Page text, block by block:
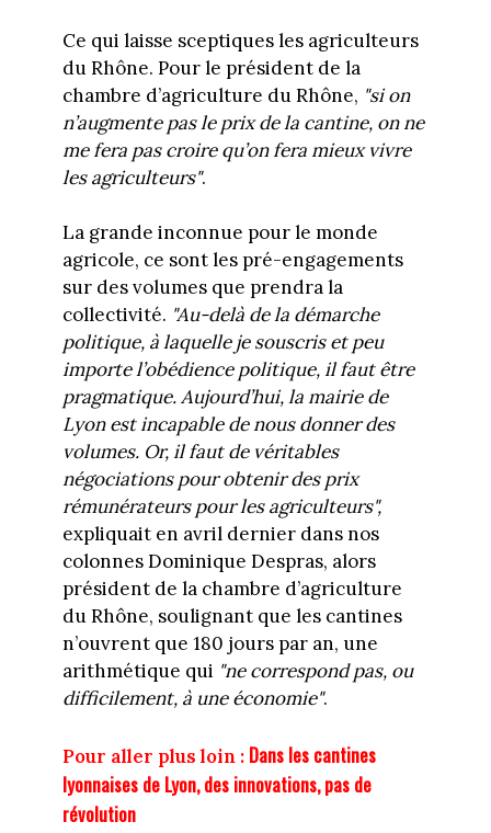
Ce qui laisse sceptiques les agriculteurs
du Rhône. Pour le président de la
chambre d’agriculture du Rhône, "si on
n’augmente pas le prix de la cantine, on ne
me fera pas croire qu’on fera mieux vivre
les agriculteurs".
La grande inconnue pour le monde
agricole, ce sont les pré-engagements
sur des volumes que prendra la
collectivité. "Au-delà de la démarche
politique, à laquelle je souscris et peu
importe l’obédience politique, il faut être
pragmatique. Aujourd’hui, la mairie de
Lyon est incapable de nous donner des
volumes. Or, il faut de véritables
négociations pour obtenir des prix
rémunérateurs pour les agriculteurs",
expliquait en avril dernier dans nos
colonnes Dominique Despras, alors
président de la chambre d’agriculture
du Rhône, soulignant que les cantines
n’ouvrent que 180 jours par an, une
arithmétique qui "ne correspond pas, ou
difficilement, à une économie".
Pour aller plus loin : Dans les cantines
lyonnaises de Lyon, des innovations, pas de
révolution